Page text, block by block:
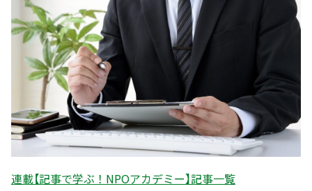
連載【記事で学ぶ！NPOアカデミー】記事一覧